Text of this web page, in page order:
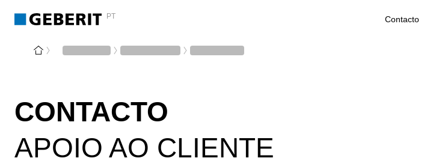
PT Contacto
CONTACTO
APOIO AO CLIENTE